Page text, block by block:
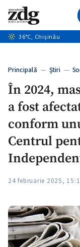
+11
Caută
36°C, Chișinău
Principală — Ştiri —
În 2024,
a fost
conform
Centrul
24 februarie 2025,